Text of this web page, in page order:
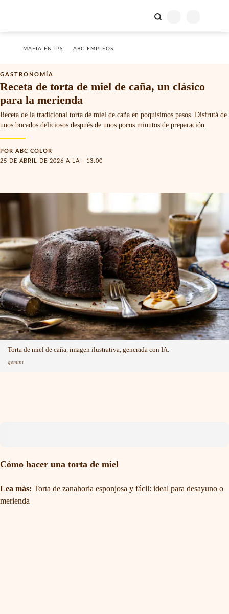
MAFIA EN IPS ABC EMPLEOS
GASTRONOMÍA
Receta de torta de miel de caña, un clásico
para la merienda
Receta de la tradicional torta de miel de caña en poquísimos pasos. Disfrutá de
unos bocados deliciosos después de unos pocos minutos de preparación.
POR ABC COLOR
25 DE ABRIL DE 2026 A LA - 13:00
Torta de miel de caña, imagen ilustrativa, generada con IA.
gemini
Cómo hacer una torta de miel
Lea más: Torta de zanahoria esponjosa y fácil: ideal para desayuno o
merienda